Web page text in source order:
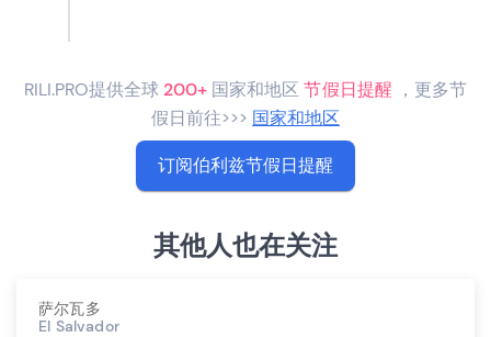
RILI.PRO提供全球 200+ 国家和地区节假日提醒 ，更多节
假日前往>>> 国家和地区
订阅伯利兹节假日提醒
其他人也在关注
萨尔瓦多
El Salvador